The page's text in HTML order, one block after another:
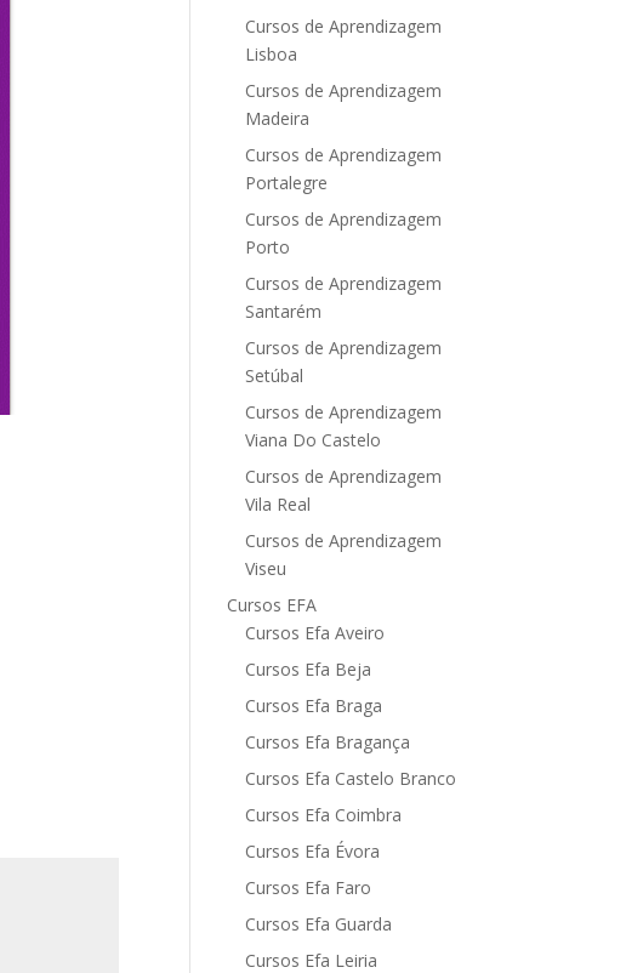
Cursos de Aprendizagem
Lisboa
Cursos de Aprendizagem
Madeira
Cursos de Aprendizagem
Portalegre
Cursos de Aprendizagem
Porto
Cursos de Aprendizagem
Santarém
Cursos de Aprendizagem
Setúbal
Cursos de Aprendizagem
Viana Do Castelo
Cursos de Aprendizagem
Vila Real
Cursos de Aprendizagem
Viseu
Cursos EFA
Cursos Efa Aveiro
Cursos Efa Beja
Cursos Efa Braga
Cursos Efa Bragança
Cursos Efa Castelo Branco
Cursos Efa Coimbra
Cursos Efa Évora
Cursos Efa Faro
Cursos Efa Guarda
Cursos Efa Leiria